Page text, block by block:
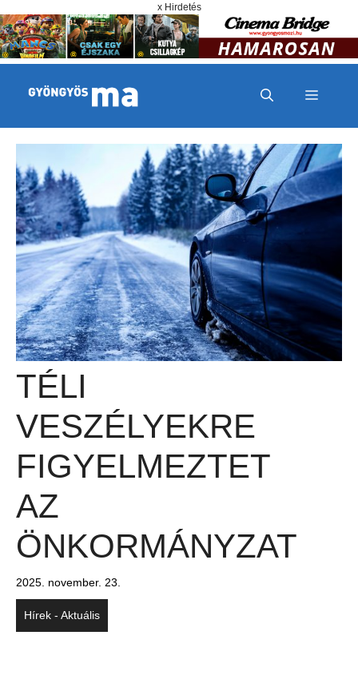
x Hirdetés
MENÜ
TÉLI
VESZÉLYEKRE
FIGYELMEZTET
AZ
ÖNKORMÁNYZAT
2025. november. 23.
Hírek - Aktuális